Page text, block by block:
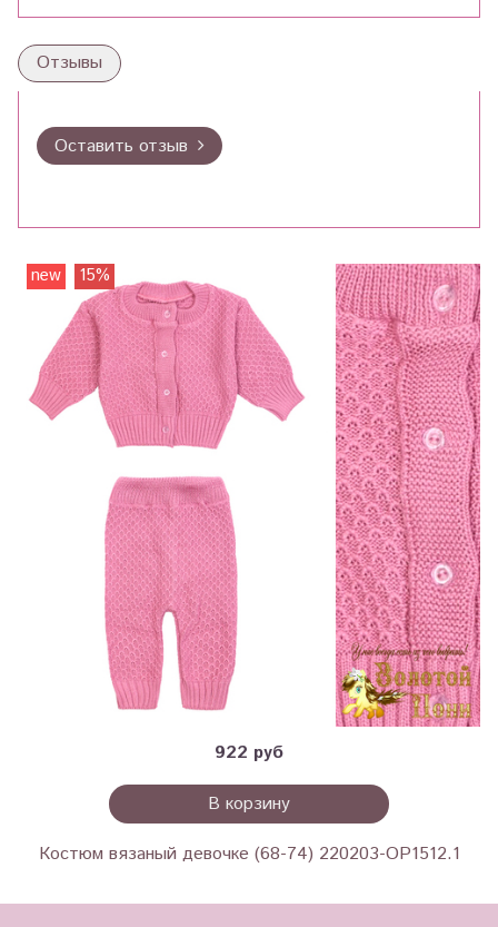
Отзывы
Оставить отзыв
new 15%
922 руб
В корзину
Костюм вязаный девочке (68-74) 220203-OP1512.1